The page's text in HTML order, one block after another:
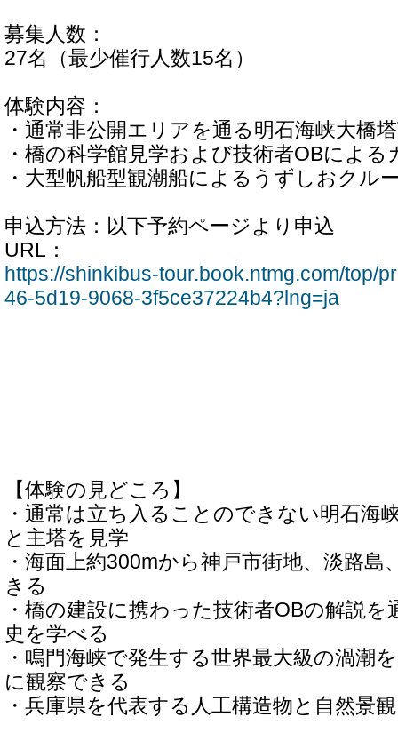
募集人数：
27名（最少催行人数15名）
体験内容：
・通常非公開エリアを通る明石海峡大橋
・橋の科学館見学および技術者OBによる
・大型帆船型観潮船によるうずしおクル
申込方法：以下予約ページより申込
URL：
https://shinkibus-tour.book.ntmg.com/top/
46-5d19-9068-3f5ce37224b4?lng=ja
【体験の見どころ】
・通常は立ち入ることのできない明石海
と主塔を見学
・海面上約300mから神戸市街地、淡路島
きる
・橋の建設に携わった技術者OBの解説
史を学べる
・鳴門海峡で発生する世界最大級の渦潮
に観察できる
・兵庫県を代表する人工構造物と自然景